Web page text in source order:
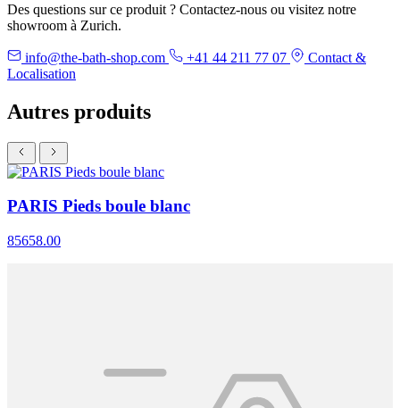
Des questions sur ce produit ? Contactez-nous ou visitez notre
showroom à Zurich.
info@the-bath-shop.com +41 44 211 77 07
Contact &
Localisation
Autres produits
PARIS Pieds boule blanc
85658.00